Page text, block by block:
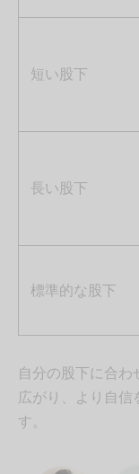
短い股下
長い股下
標準的な股下
自分の股下に合
広がり、より自信
す。